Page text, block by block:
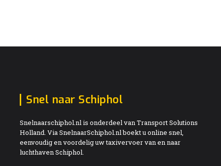
Snel naar Schiphol
Snelnaarschiphol.nl is onderdeel van Transport Solutions
Holland. Via SnelnaarSchiphol.nl boekt u online snel,
eenvoudig en voordelig uw taxivervoer van en naar
luchthaven Schiphol.